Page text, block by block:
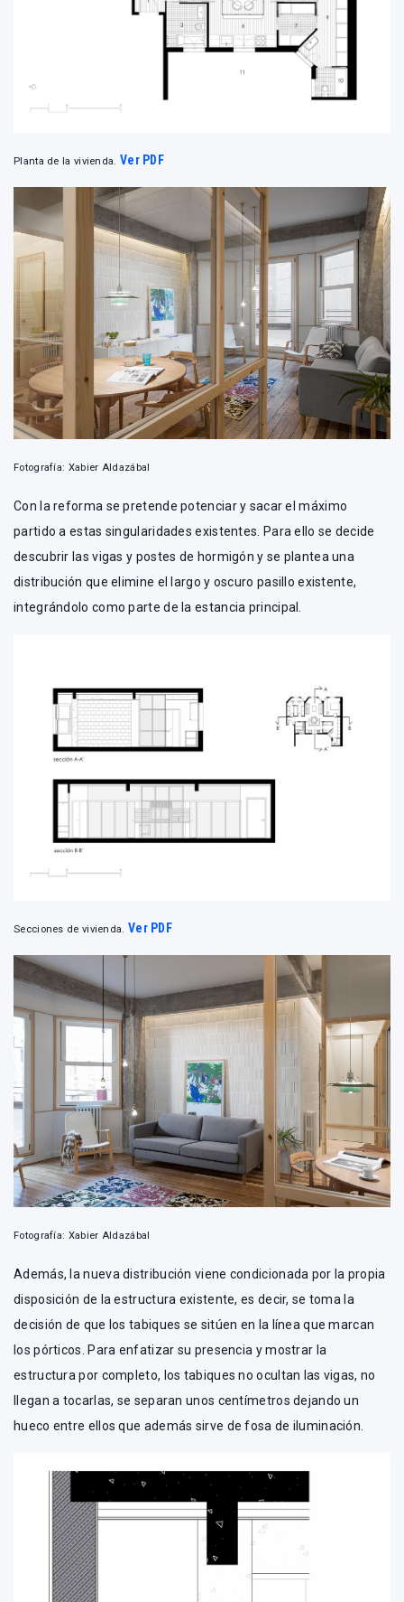
Planta de la vivienda. Ver PDF
Fotografía: Xabier Aldazábal
Con la reforma se pretende potenciar y sacar el máximo
partido a estas singularidades existentes. Para ello se decide
descubrir las vigas y postes de hormigón y se plantea una
distribución que elimine el largo y oscuro pasillo existente,
integrándolo como parte de la estancia principal.
Secciones de vivienda. Ver PDF
Fotografía: Xabier Aldazábal
Además, la nueva distribución viene condicionada por la propia
disposición de la estructura existente, es decir, se toma la
decisión de que los tabiques se sitúen en la línea que marcan
los pórticos. Para enfatizar su presencia y mostrar la
estructura por completo, los tabiques no ocultan las vigas, no
llegan a tocarlas, se separan unos centímetros dejando un
hueco entre ellos que además sirve de fosa de iluminación.